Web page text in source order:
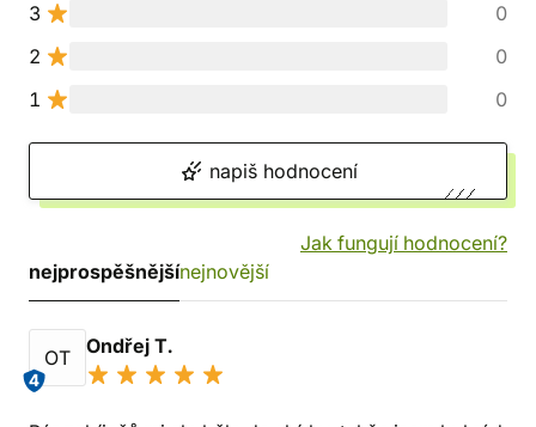
3
0
2
0
1
0
napiš hodnocení
Jak fungují hodnocení?
nejprospěšnějšínejnovější
OT
4
Ondřej T.